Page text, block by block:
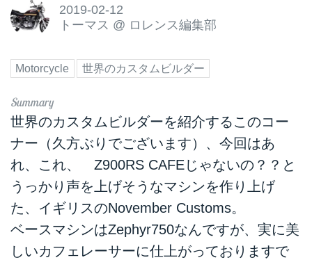
2019-02-12
トーマス @ ロレンス編集部
Motorcycle 世界のカスタムビルダー
世界のカスタムビルダーを紹介するこのコー
ナー（久方ぶりでございます）、今回はあ
れ、これ、 Z900RS CAFEじゃないの？？と
うっかり声を上げそうなマシンを作り上げ
た、イギリスのNovember Customs。
ベースマシンはZephyr750なんですが、実に美
しいカフェレーサーに仕上がっておりますで